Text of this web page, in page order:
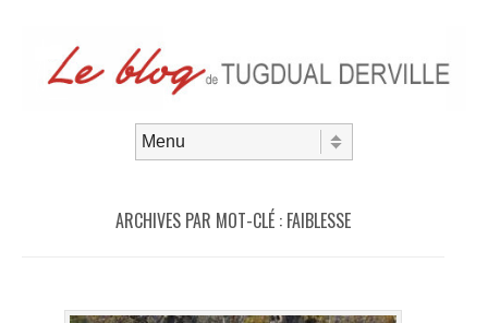
ARCHIVES PAR MOT-CLÉ : FAIBLESSE